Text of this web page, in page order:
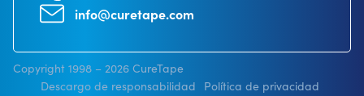
info@curetape.com
Copyright 1998 – 2026 CureTape
Descargo de responsabilidad
Política de privacidad